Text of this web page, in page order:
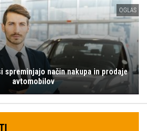
OGLAS
spreminjajo način nakupa in prodaje
avtomobilov